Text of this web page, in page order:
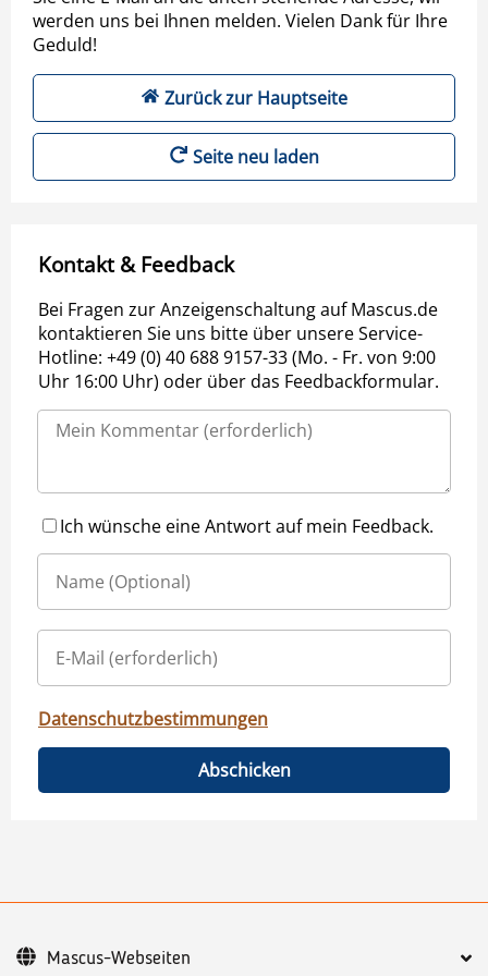
werden uns bei Ihnen melden. Vielen Dank für Ihre
Geduld!
Zurück zur Hauptseite
Seite neu laden
Kontakt & Feedback
Bei Fragen zur Anzeigenschaltung auf Mascus.de
kontaktieren Sie uns bitte über unsere Service-
Hotline: +49 (0) 40 688 9157-33 (Mo. - Fr. von 9:00
Uhr 16:00 Uhr) oder über das Feedbackformular.
Ich wünsche eine Antwort auf mein Feedback.
Datenschutzbestimmungen
Abschicken
Mascus-Webseiten